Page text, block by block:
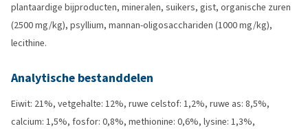
plantaardige bijproducten, mineralen, suikers, gist, organische zuren
(2500 mg/kg), psyllium, mannan-oligosacchariden (1000 mg/kg),
lecithine.
Analytische bestanddelen
Eiwit: 21%, vetgehalte: 12%, ruwe celstof: 1,2%, ruwe as: 8,5%,
calcium: 1,5%, fosfor: 0,8%, methionine: 0,6%, lysine: 1,3%,